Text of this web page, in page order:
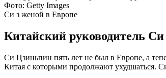
Фото: Getty Images
Cи з женой в Европе
Китайский руководитель
Си Цзиньпин пять лет не был в Европе, а
Китая с которыми продолжают ухудшаться.